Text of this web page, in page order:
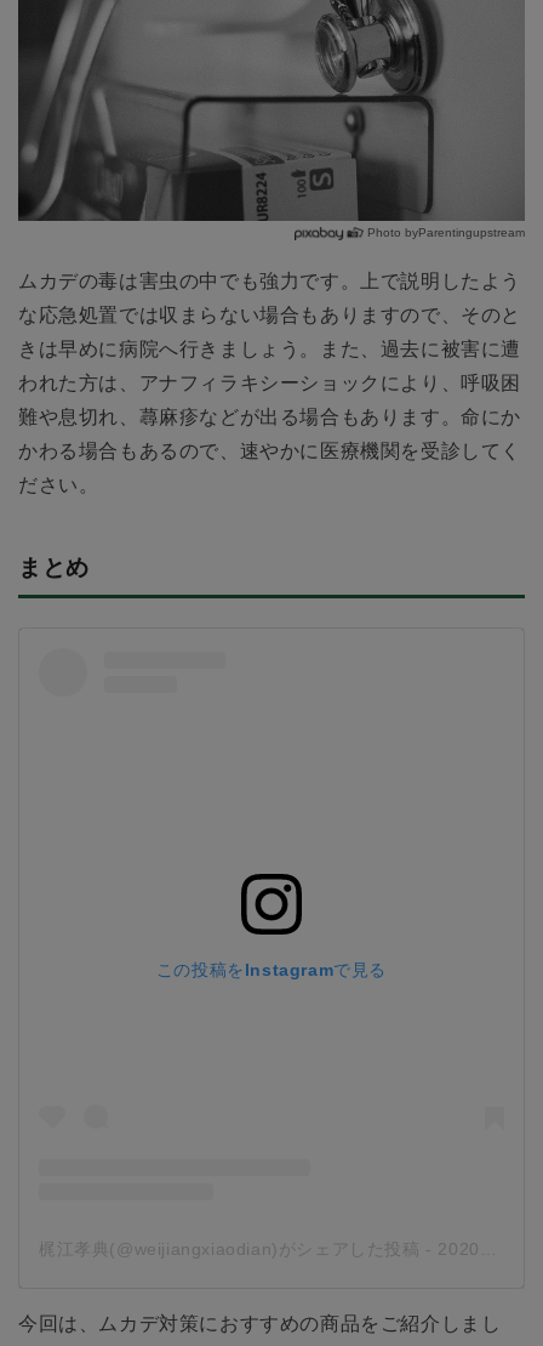
Photo byParentingupstream
ムカデの毒は害虫の中でも強力です。上で説明したよう
な応急処置では収まらない場合もありますので、そのと
きは早めに病院へ行きましょう。また、過去に被害に遭
われた方は、アナフィラキシーショックにより、呼吸困
難や息切れ、蕁麻疹などが出る場合もあります。命にか
かわる場合もあるので、速やかに医療機関を受診してく
ださい。
まとめ
この投稿をInstagramで見る
梶江孝典(@weijiangxiaodian)がシェアした投稿 - 2020年 5月月17日午後3時06分PDT
今回は、ムカデ対策におすすめの商品をご紹介しまし